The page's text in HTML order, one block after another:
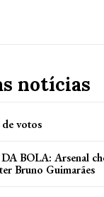
notícias
votos
BOLA: Arsenal
Bruno Guimarães